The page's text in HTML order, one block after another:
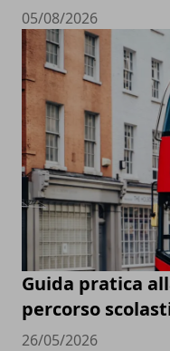
05/08/2026
Guida pratica
percorso
26/05/2026